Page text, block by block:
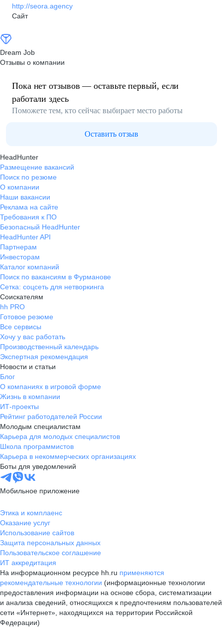
http://seora.agency
Сайт
Dream Job
Отзывы о компании
Пока нет отзывов — оставьте первый, если
работали здесь
Поможете тем, кто сейчас выбирает место работы
Оставить отзыв
HeadHunter
Размещение вакансий
Поиск по резюме
О компании
Наши вакансии
Реклама на сайте
Требования к ПО
Безопасный HeadHunter
HeadHunter API
Партнерам
Инвесторам
Каталог компаний
Поиск по вакансиям в Фурманове
Сетка: соцсеть для нетворкинга
Соискателям
hh PRO
Готовое резюме
Все сервисы
Хочу у вас работать
Производственный календарь
Экспертная рекомендация
Новости и статьи
Блог
О компаниях в игровой форме
Жизнь в компании
ИТ-проекты
Рейтинг работодателей России
Молодым специалистам
Карьера для молодых специалистов
Школа программистов
Карьера в некоммерческих организациях
Боты для уведомлений
Мобильное приложение
Этика и комплаенс
Оказание услуг
Использование сайтов
Защита персональных данных
Пользовательское соглашение
ИТ аккредитация
На информационном ресурсе hh.ru применяются
рекомендательные технологии (информационные технологии
предоставления информации на основе сбора, систематизации
и анализа сведений, относящихся к предпочтениям пользователей
сети «Интернет», находящихся на территории Российской
Федерации)